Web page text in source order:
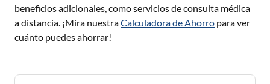
beneficios adicionales, como servicios de consulta médica
a distancia. ¡Mira nuestraCalculadora de Ahorro para ver
cuánto puedes ahorrar!